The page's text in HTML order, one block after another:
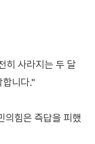
히 사라지는 두 달
니다."
의힘은 즉답을 피했